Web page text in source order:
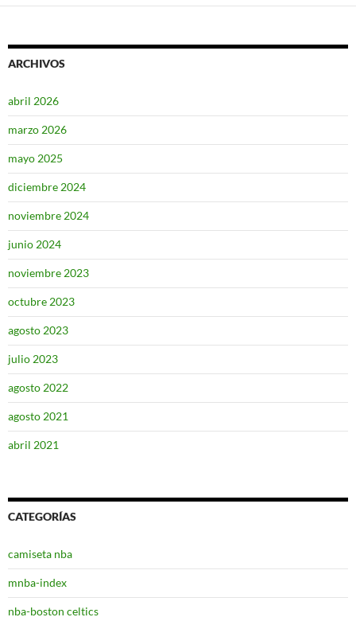
ARCHIVOS
abril 2026
marzo 2026
mayo 2025
diciembre 2024
noviembre 2024
junio 2024
noviembre 2023
octubre 2023
agosto 2023
julio 2023
agosto 2022
agosto 2021
abril 2021
CATEGORÍAS
camiseta nba
mnba-index
nba-boston celtics